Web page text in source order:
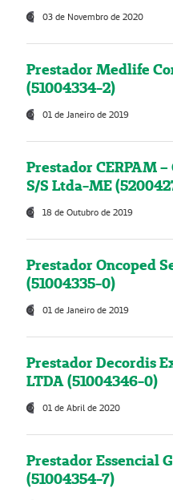
03 de Novembro de 2020
Prestador Medlife
(51004334-2)
01 de Janeiro de 2019
Prestador CERPAM
S/S Ltda-ME
18 de Outubro de 2019
Prestador Oncoped
(51004335-0)
01 de Janeiro de 2019
Prestador Decordis
LTDA (51004346-0)
01 de Abril de 2020
Prestador Essencial
(51004354-7)